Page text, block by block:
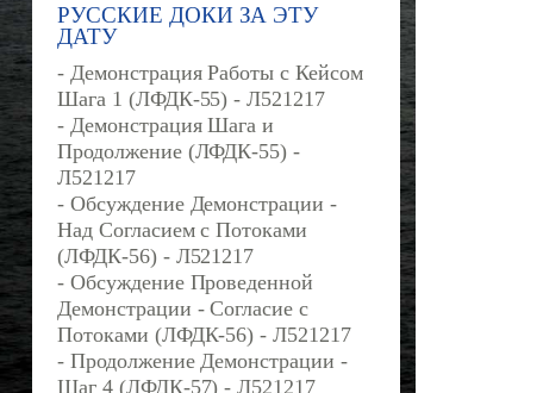
РУССКИЕ ДОКИ ЗА ЭТУ
ДАТУ
- Демонстрация Работы с Кейсом
Шага 1 (ЛФДК-55) - Л521217
- Демонстрация Шага и
Продолжение (ЛФДК-55) -
Л521217
- Обсуждение Демонстрации -
Над Согласием с Потоками
(ЛФДК-56) - Л521217
- Обсуждение Проведенной
Демонстрации - Согласие с
Потоками (ЛФДК-56) - Л521217
- Продолжение Демонстрации -
Шаг 4 (ЛФДК-57) - Л521217